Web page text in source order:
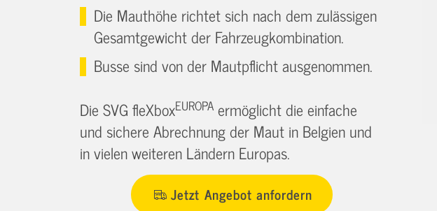
Die Mauthöhe richtet sich nach dem zulässigen
Gesamtgewicht der Fahrzeugkombination.
Busse sind von der Mautpflicht ausgenommen.
Die SVG fleXboxEUROPA ermöglicht die einfache
und sichere Abrechnung der Maut in Belgien und
in vielen weiteren Ländern Europas.
Jetzt Angebot anfordern